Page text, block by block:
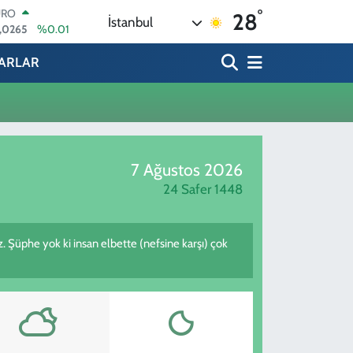
%0.01
%0.02
%64
İstanbul 28°
7 Ağustos 2026
24 Safer 1448
Şüphe yok ki insan elbette (nefsine karşı) çok